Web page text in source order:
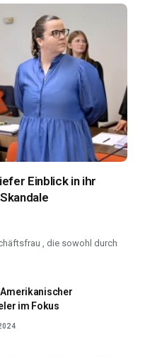
Einblick in ihr
, die sowohl durch
im Fokus